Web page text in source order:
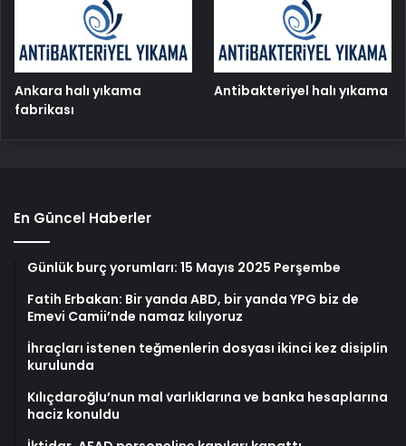
Ankara halı yıkama
fabrikası
Antibakteriyel halı yıkama
En Güncel Haberler
Günlük burç yorumları: 15 Mayıs 2025 Perşembe
Fatih Erbakan: Bir yanda ABD, bir yanda YPG biz de
Emevi Camii’nde namaz kılıyoruz
İhraçları istenen teğmenlerin dosyası ikinci kez disiplin
kurulunda
Kılıçdaroğlu’nun mal varlıklarına ve banka hesaplarına
haciz konuldu